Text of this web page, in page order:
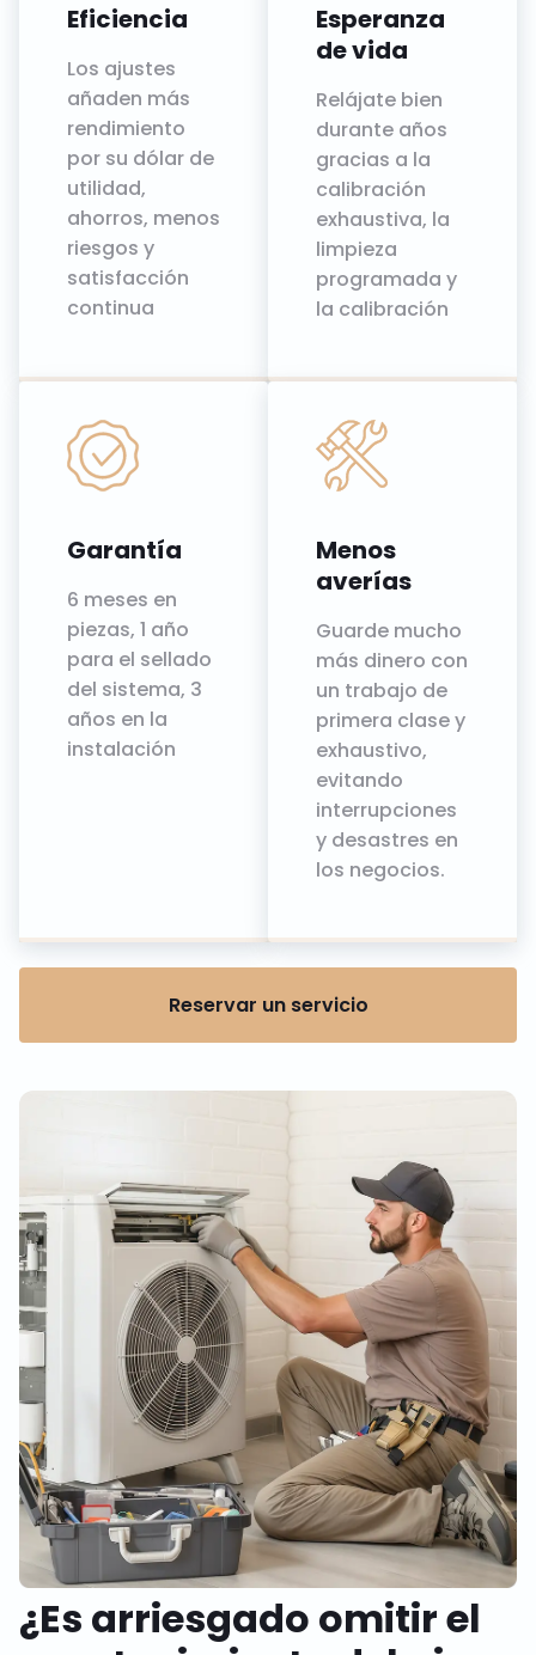
Eficiencia
Los ajustes
añaden más
rendimiento
por su dólar de
utilidad,
ahorros, menos
riesgos y
satisfacción
continua
Esperanza
de vida
Relájate bien
durante años
gracias a la
calibración
exhaustiva, la
limpieza
programada y
la calibración
Garantía
6 meses en
piezas, 1 año
para el sellado
del sistema, 3
años en la
instalación
Menos
averías
Guarde mucho
más dinero con
un trabajo de
primera clase y
exhaustivo,
evitando
interrupciones
y desastres en
los negocios.
Reservar un servicio
¿Es arriesgado omitir el